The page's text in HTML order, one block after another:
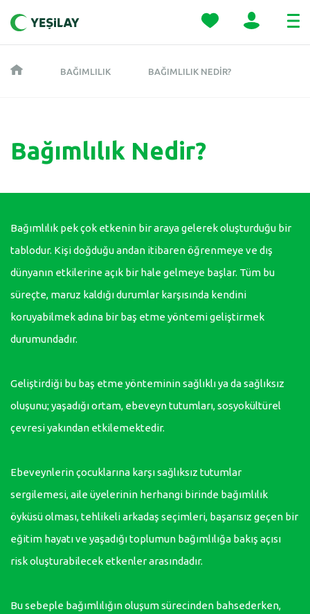
BAĞIMLILIK BAĞIMLILIK NEDIR?
Bağımlılık Nedir?
Bağımlılık pek çok etkenin bir araya gelerek oluşturduğu bir
tablodur. Kişi doğduğu andan itibaren öğrenmeye ve dış
dünyanın etkilerine açık bir hale gelmeye başlar. Tüm bu
süreçte, maruz kaldığı durumlar karşısında kendini
koruyabilmek adına bir baş etme yöntemi geliştirmek
durumundadır.
Geliştirdiği bu baş etme yönteminin sağlıklı ya da sağlıksız
oluşunu; yaşadığı ortam, ebeveyn tutumları, sosyokültürel
çevresi yakından etkilemektedir.
Ebeveynlerin çocuklarına karşı sağlıksız tutumlar
sergilemesi, aile üyelerinin herhangi birinde bağımlılık
öyküsü olması, tehlikeli arkadaş seçimleri, başarısız geçen bir
eğitim hayatı ve yaşadığı toplumun bağımlılığa bakış açısı
risk oluşturabilecek etkenler arasındadır.
Bu sebeple bağımlılığın oluşum sürecinden bahsederken,